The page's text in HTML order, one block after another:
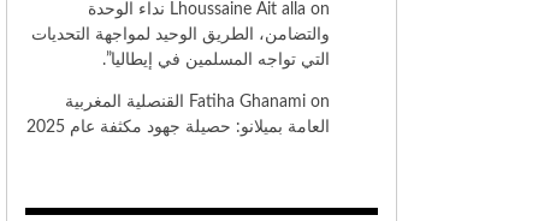
Lhoussaine Ait alla on
نداء الوحدة
والتضامن، الطريق الوحيد لمواجهة التحديات
التي تواجه المسلمين في إيطاليا”.
Fatiha Ghanami on
القنصلية المغربية
العامة بميلانو: حصيلة جهود مكثفة عام 2025